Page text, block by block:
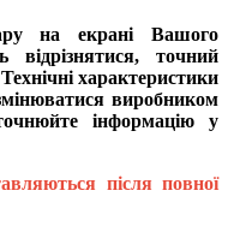
на екрані Вашого
точний
характеристики
виробником
інформацію у
після повної